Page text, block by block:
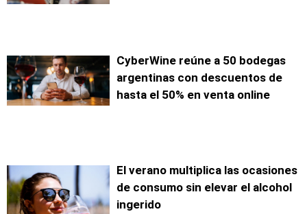
CyberWine reúne a 50 bodegas
argentinas con descuentos de
hasta el 50% en venta online
El verano multiplica las ocasiones
de consumo sin elevar el alcohol
ingerido